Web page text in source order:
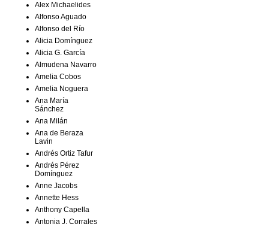
Alex Michaelides
Alfonso Aguado
Alfonso del Río
Alicia Domínguez
Alicia G. García
Almudena Navarro
Amelia Cobos
Amelia Noguera
Ana María
Sánchez
Ana Milán
Ana de Beraza
Lavin
Andrés Ortiz Tafur
Andrés Pérez
Domínguez
Anne Jacobs
Annette Hess
Anthony Capella
Antonia J. Corrales